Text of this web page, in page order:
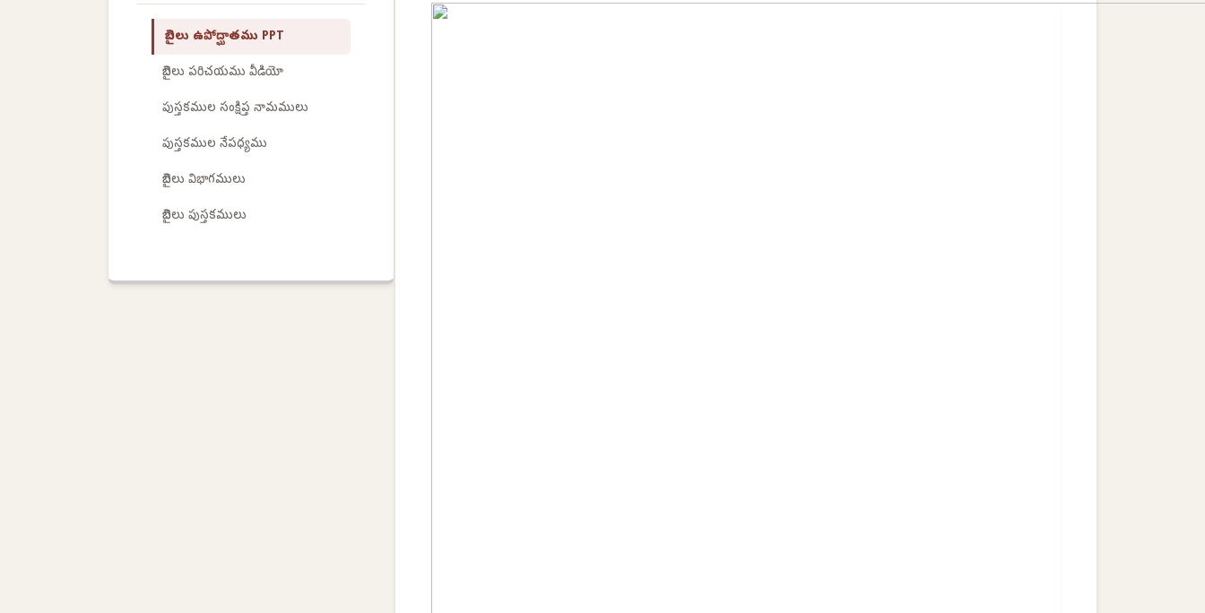
బైబిలు ఉపోద్ఘాతము PPT
బైబిలు పరిచయము వీడియో
పుస్తకముల సంక్షిప్త నామములు
పుస్తకముల నేపధ్యము
బైబిలు విభాగములు
బైబిలు పుస్తకములు